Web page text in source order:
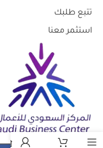
تتبع طلبك
استثمر معنا